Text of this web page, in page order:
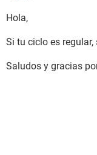
Hola,
Si tu ciclo es
Saludos y gracias